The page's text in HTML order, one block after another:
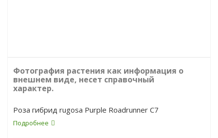
Фотография растения как информация о
внешнем виде, несет справочный
характер.
Роза гибрид rugosa Purple Roadrunner С7
Подробнее